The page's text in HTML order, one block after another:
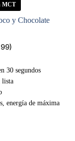
MCT
y Chocolate
30 segundos
lista
energía de máxima